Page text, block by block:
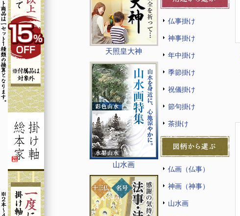
天照皇大神
山水画
仏事掛け
神事掛け
年中掛け
季節掛け
祝儀掛け
節句掛け
茶掛け
仏画（仏事）
神画（神事）
山水画